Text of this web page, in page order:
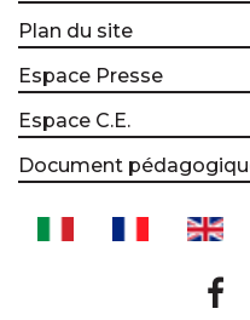
Plan du site
Espace Presse
Espace C.E.
Document